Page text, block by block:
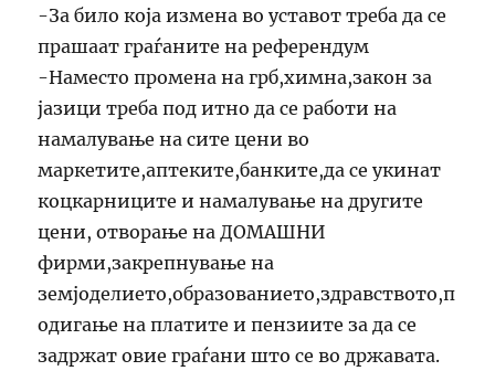
-За било која измена во уставот треба да се
прашаат граѓаните на референдум
-Наместо промена на грб,химна,закон за
јазици треба под итно да се работи на
намалување на сите цени во
маркетите,аптеките,банките,да се укинат
коцкарниците и намалување на другите
цени, отворање на ДОМАШНИ
фирми,закрепнување на
земјоделието,образованието,здравството,п
одигање на платите и пензиите за да се
задржат овие граѓани што се во државата.